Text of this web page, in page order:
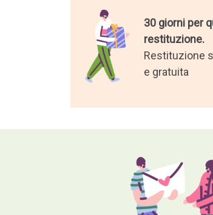
30 giorni per
restituzione.
Restituzione
e gratuita